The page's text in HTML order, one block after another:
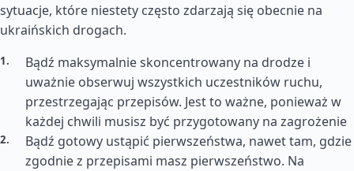
sytuacje, które niestety często zdarzają się obecnie na
ukraińskich drogach.
Bądź maksymalnie skoncentrowany na drodze i
uważnie obserwuj wszystkich uczestników ruchu,
przestrzegając przepisów. Jest to ważne, ponieważ w
każdej chwili musisz być przygotowany na zagrożenie
Bądź gotowy ustąpić pierwszeństwa, nawet tam, gdzie
zgodnie z przepisami masz pierwszeństwo. Na